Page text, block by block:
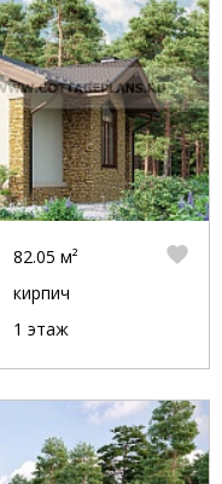
82.05 м²
кирпич
1 этаж